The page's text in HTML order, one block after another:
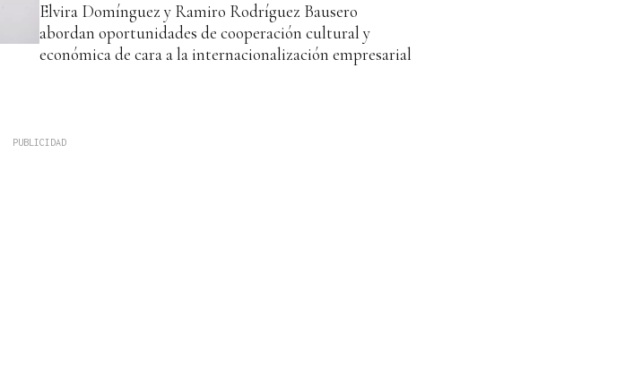
Elvira Domínguez y Ramiro Rodríguez Bausero
abordan oportunidades de cooperación cultural y
económica de cara a la internacionalización empresarial